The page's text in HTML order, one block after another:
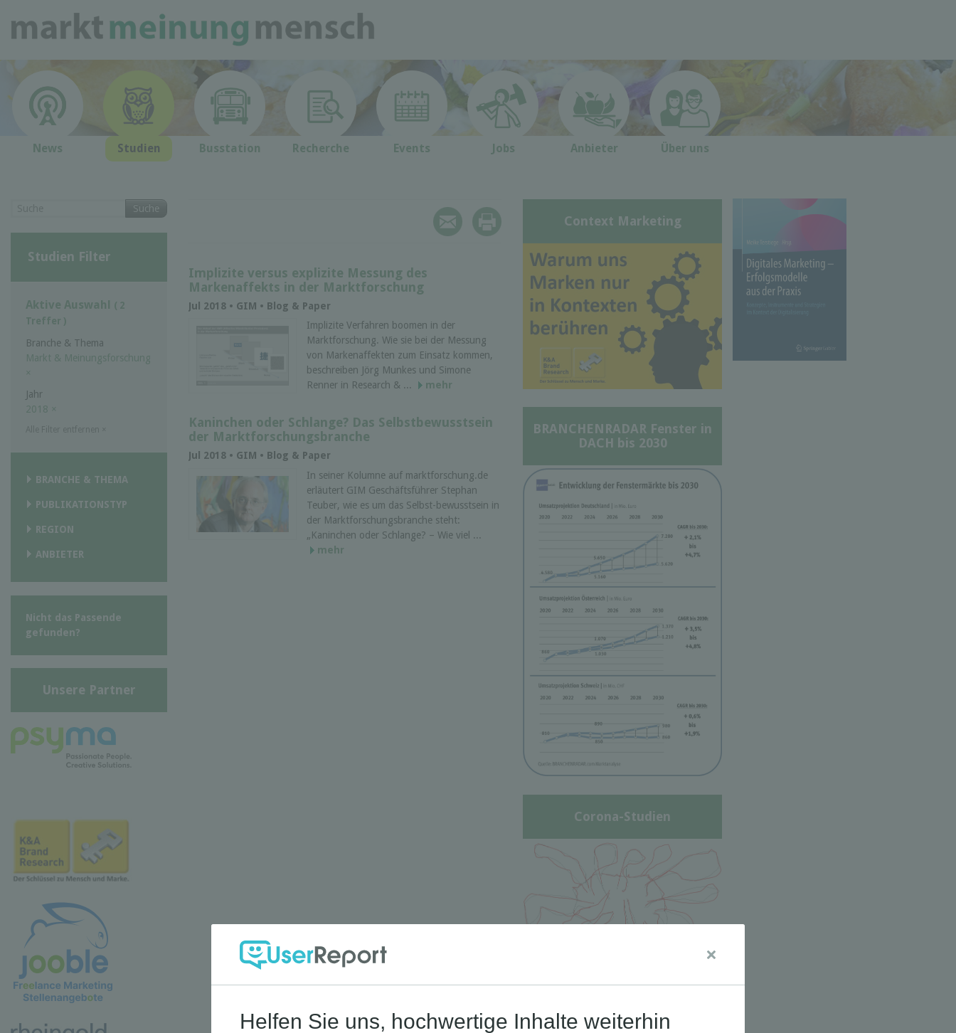
News Studien Busstation Recherche Events Jobs Anbieter Über uns
Implizite versus explizite Messung des
Markenaffekts in der Marktforschung
Jul 2018 • GIM • Blog & Paper
Implizite Verfahren boomen in der
Marktforschung. Wie sie bei der Messung
von Markenaffekten zum Einsatz kommen,
beschreiben Jörg Munkes und Simone
Renner in Research & ...
mehr
Kaninchen oder Schlange? Das Selbstbewusstsein
der Marktforschungsbranche
Jul 2018 • GIM • Blog & Paper
In seiner Kolumne auf marktforschung.de
erläutert GIM Geschäftsführer Stephan
Teuber, wie es um das Selbst-bewusstsein in
der Marktforschungsbranche steht:
„Kaninchen oder Schlange? – Wie viel ...
mehr
Suche
Studien Filter
Aktive Auswahl ( 2
Treffer )
Branche & Thema
Markt & Meinungsforschung
×
Jahr
2018 ×
BRANCHE & THEMA
PUBLIKATIONSTYP
REGION
ANBIETER
Nicht das Passende
gefunden?
Unsere Partner
Context Marketing
BRANCHENRADAR Fenster in
DACH bis 2030
Corona-Studien
Deutschen 2030